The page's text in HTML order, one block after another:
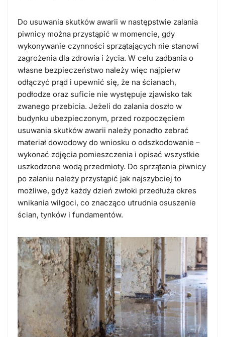
Do usuwania skutków awarii w następstwie zalania
piwnicy można przystąpić w momencie, gdy
wykonywanie czynności sprzątających nie stanowi
zagrożenia dla zdrowia i życia. W celu zadbania o
własne bezpieczeństwo należy więc najpierw
odłączyć prąd i upewnić się, że na ścianach,
podłodze oraz suficie nie występuje zjawisko tak
zwanego przebicia. Jeżeli do zalania doszło w
budynku ubezpieczonym, przed rozpoczęciem
usuwania skutków awarii należy ponadto zebrać
materiał dowodowy do wniosku o odszkodowanie –
wykonać zdjęcia pomieszczenia i opisać wszystkie
uszkodzone wodą przedmioty. Do sprzątania piwnicy
po zalaniu należy przystąpić jak najszybciej to
możliwe, gdyż każdy dzień zwłoki przedłuża okres
wnikania wilgoci, co znacząco utrudnia osuszenie
ścian, tynków i fundamentów.